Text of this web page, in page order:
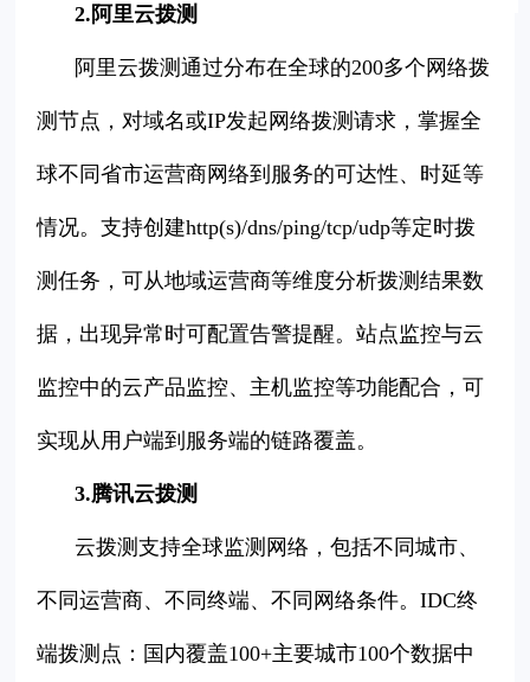
2.阿里云拨测
阿里云拨测通过分布在全球的200多个网络拨
测节点，对域名或IP发起网络拨测请求，掌握全
球不同省市运营商网络到服务的可达性、时延等
情况。支持创建http(s)/dns/ping/tcp/udp等定时拨
测任务，可从地域运营商等维度分析拨测结果数
据，出现异常时可配置告警提醒。站点监控与云
监控中的云产品监控、主机监控等功能配合，可
实现从用户端到服务端的链路覆盖。
3.腾讯云拨测
云拨测支持全球监测网络，包括不同城市、
不同运营商、不同终端、不同网络条件。IDC终
端拨测点：国内覆盖100+主要城市100个数据中